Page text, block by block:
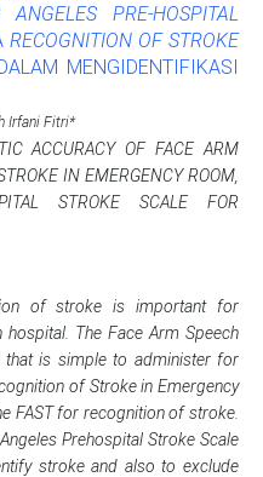
ANGELES PRE-HOSPITAL
RECOGNITION OF STROKE
MENGIDENTIFIKASI
Irfani Fitri*
ACCURACY OF FACE ARM
IN EMERGENCY ROOM,
STROKE SCALE FOR
of stroke is important for
The Face Arm Speech
that is simple to administer for
of Stroke in Emergency
FAST for recognition of stroke.
Prehospital Stroke Scale
stroke and also to exclude